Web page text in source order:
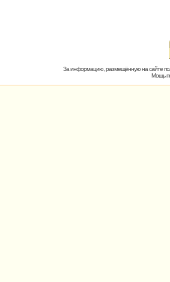
За информацию, размещённую на сайте
Мощь